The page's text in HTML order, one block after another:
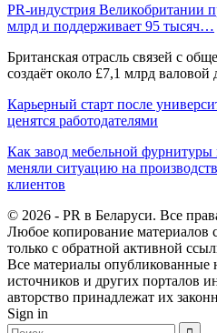
PR-индустрия Великобритании
млрд и поддерживает 95 тысяч…
Британская отрасль связей с
создаёт около £7,1 млрд
Карьерный старт после
ценятся работодателями
Как завод мебельной
меняли ситуацию на
клиентов
© 2026 - PR в Беларуси. Все
Любое копирование материалов
только с обратной активной
Все материалы опубликованные
источников и других порталов
авторство принадлежат их
Sign in